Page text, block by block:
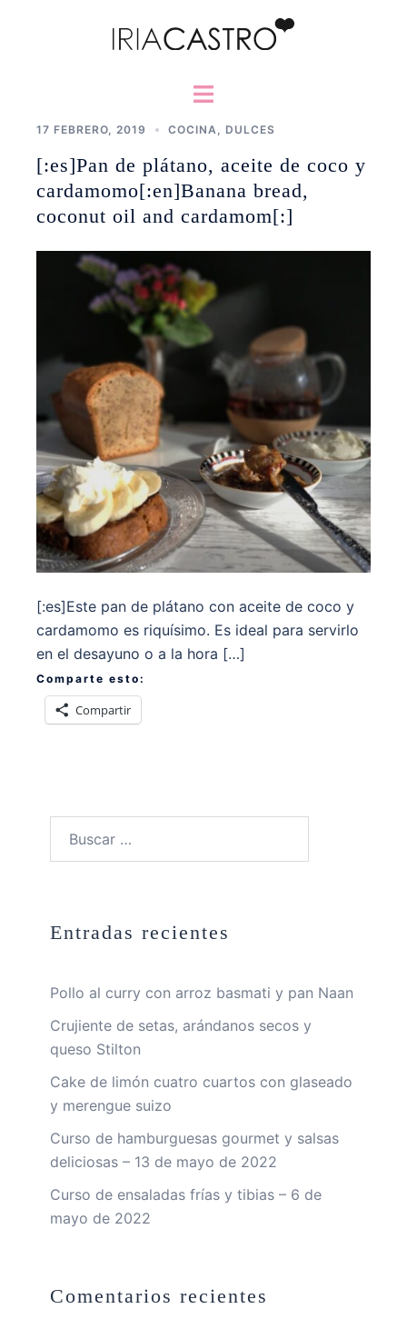
Alternar
17 FEBRERO, 2019 COCINA DULCES
[:es]Pan de plátano, aceite de coco y
cardamomo[:en]Banana bread,
coconut oil and cardamom[:]
[:es]Este pan de plátano con aceite de coco y
cardamomo es riquísimo. Es ideal para servirlo
en el desayuno o a la hora […]
Comparte esto:
Compartir
Entradas recientes
Pollo al curry con arroz basmati y pan Naan
Crujiente de setas, arándanos secos y
queso Stilton
Cake de limón cuatro cuartos con glaseado
y merengue suizo
Curso de hamburguesas gourmet y salsas
deliciosas – 13 de mayo de 2022
Curso de ensaladas frías y tibias – 6 de
mayo de 2022
Comentarios recientes